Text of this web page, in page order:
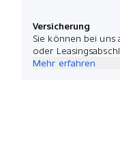
Versicherung
Sie können bei uns
oder
Mehr erfahren